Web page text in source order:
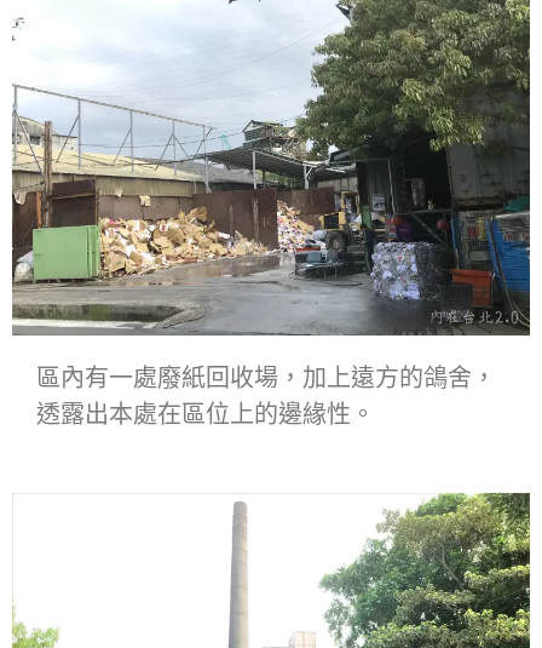
區內有一處廢紙回收場，加上遠方的鴿舍，
透露出本處在區位上的邊緣性。